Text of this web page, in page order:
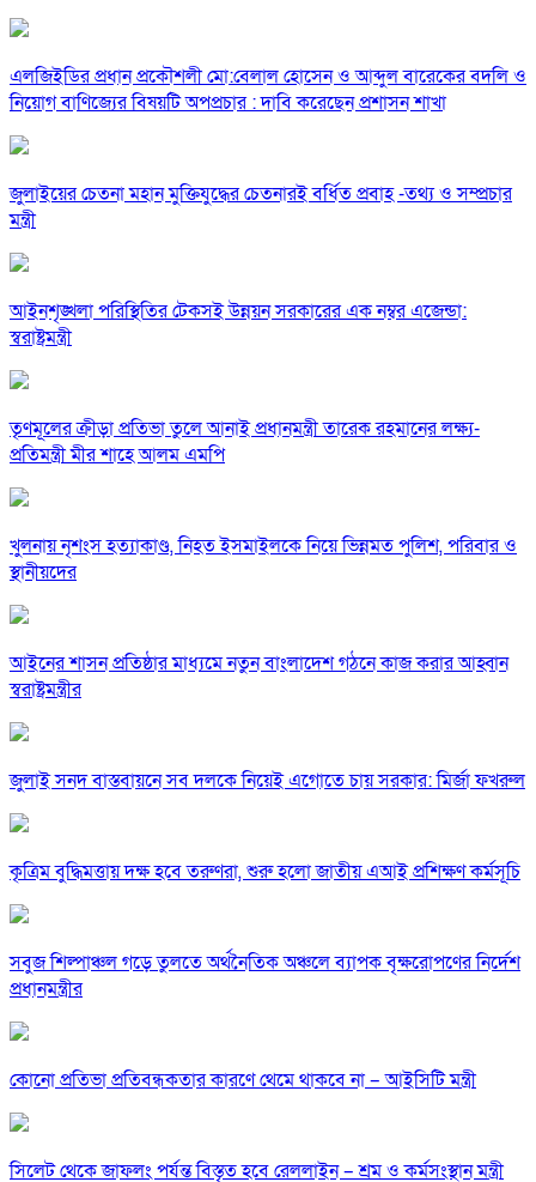
এলজিইডির প্রধান প্রকৌশলী মো:বেলাল হোসেন ও আব্দুল বারেকের বদলি ও
নিয়োগ বাণিজ্যের বিষয়টি অপপ্রচার : দাবি করেছেন প্রশাসন শাখা
জুলাইয়ের চেতনা মহান মুক্তিযুদ্ধের চেতনারই বর্ধিত প্রবাহ -তথ্য ও সম্প্রচার
মন্ত্রী
আইনশৃঙ্খলা পরিস্থিতির টেকসই উন্নয়ন সরকারের এক নম্বর এজেন্ডা:
স্বরাষ্ট্রমন্ত্রী
তৃণমূলের ক্রীড়া প্রতিভা তুলে আনাই প্রধানমন্ত্রী তারেক রহমানের লক্ষ্য-
প্রতিমন্ত্রী মীর শাহে আলম এমপি
খুলনায় নৃশংস হত্যাকাণ্ড, নিহত ইসমাইলকে নিয়ে ভিন্নমত পুলিশ, পরিবার ও
স্থানীয়দের
আইনের শাসন প্রতিষ্ঠার মাধ্যমে নতুন বাংলাদেশ গঠনে কাজ করার আহ্বান
স্বরাষ্ট্রমন্ত্রীর
জুলাই সনদ বাস্তবায়নে সব দলকে নিয়েই এগোতে চায় সরকার: মির্জা ফখরুল
কৃত্রিম বুদ্ধিমত্তায় দক্ষ হবে তরুণরা, শুরু হলো জাতীয় এআই প্রশিক্ষণ কর্মসূচি
সবুজ শিল্পাঞ্চল গড়ে তুলতে অর্থনৈতিক অঞ্চলে ব্যাপক বৃক্ষরোপণের নির্দেশ
প্রধানমন্ত্রীর
কোনো প্রতিভা প্রতিবন্ধকতার কারণে থেমে থাকবে না – আইসিটি মন্ত্রী
সিলেট থেকে জাফলং পর্যন্ত বিস্তৃত হবে রেললাইন – শ্রম ও কর্মসংস্থান মন্ত্রী